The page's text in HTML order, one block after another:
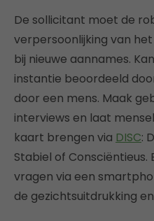
De sollicitant moet de
verpersoonlijking van
bij nieuwe aannames.
instantie beoordeeld
door een mens. Maak
interviews en laat
kaart brengen via DISC:
Stabiel of
vragen via een
de gezichtsuitdrukking